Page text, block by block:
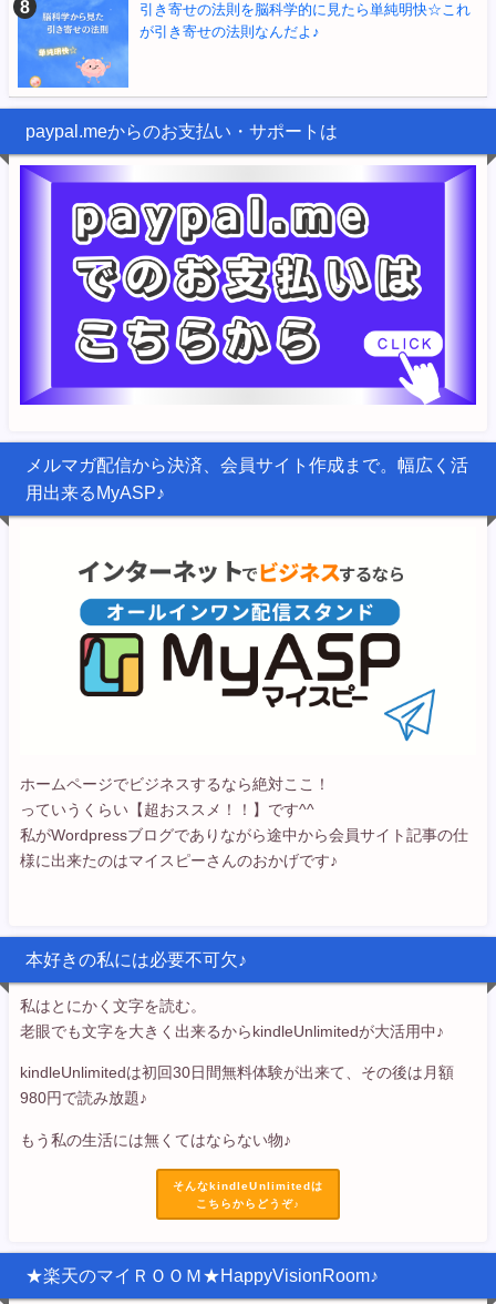
引き寄せの法則を脳科学的に見たら単純明快☆これ
が引き寄せの法則なんだよ♪
paypal.meからのお支払い・サポートは
メルマガ配信から決済、会員サイト作成まで。幅広く活
用出来るMyASP♪
ホームページでビジネスするなら絶対ここ！
っていうくらい【超おススメ！！】です^^
私がWordpressブログでありながら途中から会員サイト記事の仕
様に出来たのはマイスピーさんのおかげです♪
本好きの私には必要不可欠♪
私はとにかく文字を読む。
老眼でも文字を大きく出来るからkindleUnlimitedが大活用中♪
kindleUnlimitedは初回30日間無料体験が出来て、その後は月額
980円で読み放題♪
もう私の生活には無くてはならない物♪
そんなkindleUnlimitedは
こちらからどうぞ♪
★楽天のマイＲＯＯＭ★HappyVisionRoom♪